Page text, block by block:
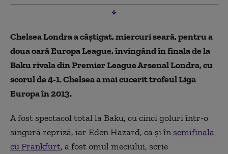
Chelsea Londra a câştigat, miercuri seară, pentru a
doua oară Europa League, învingând în finala de la
Baku rivala din Premier League Arsenal Londra, cu
scorul de 4-1. Chelsea a mai cucerit trofeul Liga
Europa în 2013.
A fost spectacol total la Baku, cu cinci goluri într-o
singură repriză, iar Eden Hazard, ca și în semifinala
cu Frankfurt, a fost omul meciului, scrie